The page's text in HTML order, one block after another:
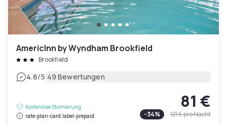
AmericInn by Wyndham Brookfield
Brookfield
4.6/5|49 Bewertungen
Kostenlose Stornierung
rate-plan-card.label-prepaid
81 €
-34% 121 €pro Nacht